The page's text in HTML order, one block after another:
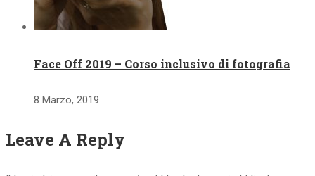
Face Off 2019 – Corso inclusivo di fotografia
8 Marzo, 2019
Leave A Reply